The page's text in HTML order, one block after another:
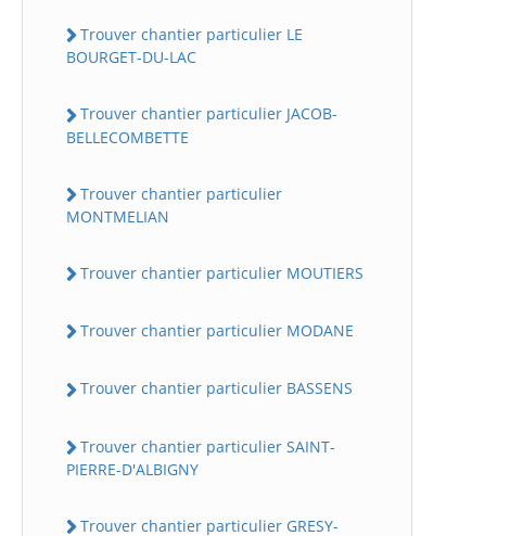
Trouver chantier particulier LE
BOURGET-DU-LAC
Trouver chantier particulier JACOB-
BELLECOMBETTE
Trouver chantier particulier
MONTMELIAN
Trouver chantier particulier MOUTIERS
Trouver chantier particulier MODANE
Trouver chantier particulier BASSENS
Trouver chantier particulier SAINT-
PIERRE-D'ALBIGNY
Trouver chantier particulier GRESY-